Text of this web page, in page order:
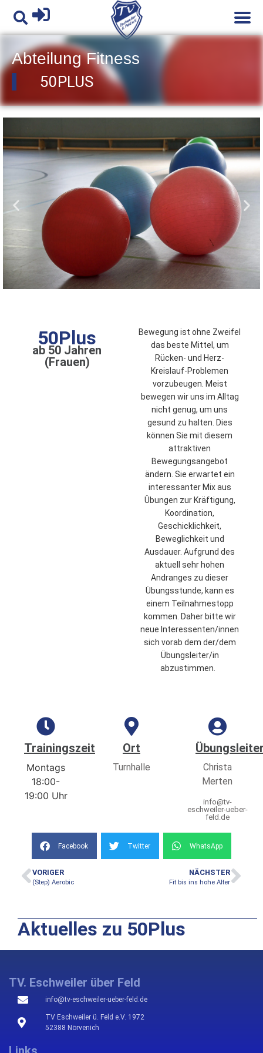
50PLUS
AbteilungFitness
50Plus
ab 50 Jahren
(Frauen)
Bewegung ist ohne Zweifel
das beste Mittel, um
Rücken- und Herz-
Kreislauf-Problemen
vorzubeugen. Meist
bewegen wir uns im Alltag
nicht genug, um uns
gesund zu halten. Dies
können Sie mit diesem
attraktiven
Bewegungsangebot
ändern. Sie erwartet ein
interessanter Mix aus
Übungen zur Kräftigung,
Koordination,
Geschicklichkeit,
Beweglichkeit und
Ausdauer. Aufgrund des
aktuell sehr hohen
Andranges zu dieser
Übungsstunde, kann es
einem Teilnahmestopp
kommen. Daher bitte wir
neue Interessenten/innen
sich vorab dem der/dem
Übungsleiter/in
abzustimmen.
Trainingszeit
Montags
18:00-
19:00 Uhr
Ort
Turnhalle
Christa
Merten
info@tv-
eschweiler-ueber-
feld.de
Facebook Twitter WhatsApp
VORIGER
(Step) Aerobic
NÄCHSTER
Fit bis ins hohe Alter
Aktuelles zu 50Plus
TV. Eschweiler über Feld
info@tv-eschweiler-ueber-feld.de
TV Eschweiler ü. Feld e.V. 1972
52388 Nörvenich